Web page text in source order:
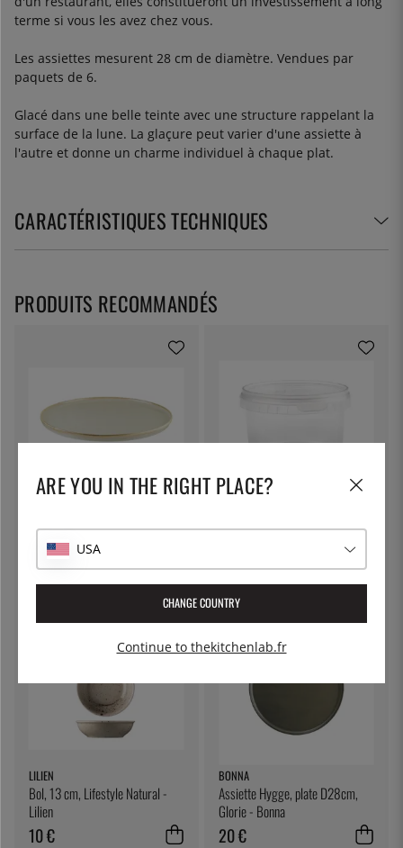
terme si vous les avez chez vous.
Les assiettes mesurent 28 cm de diamètre. Vendues par
paquets de 6.
Glacé dans une belle teinte avec une structure rappelant la
surface de la lune. La glaçure peut varier d'une assiette à
l'autre et donne un charme individuel à chaque plat.
CARACTÉRISTIQUES TECHNIQUES
Assiette Hygge, plate D28cm,
Sable - Bonna
20 €
Gobelet rond, 480 ml avec
1 €
LILIEN
Bol, 13 cm, Lifestyle Natural -
Lilien
10 €
BONNA
Assiette Hygge, plate D28cm,
Glorie - Bonna
20 €
PRODUITS RECOMMANDÉS
ARE YOU IN THE RIGHT PLACE?
USA
CHANGE COUNTRY
Continue to thekitchenlab.fr